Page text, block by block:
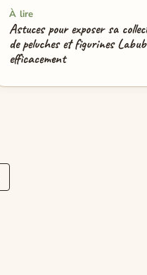
À lire
Astuces pour exposer sa
de peluches et figurines
efficacement
Suivant »